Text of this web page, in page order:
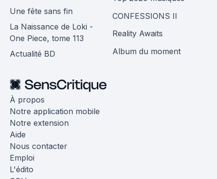
Une fête sans fin
La Naissance de Loki -
One Piece, tome 113
Actualité BD
CONFESSIONS II
Reality Awaits
Album du moment
À propos
Notre application mobile
Notre extension
Aide
Nous contacter
Emploi
L'édito